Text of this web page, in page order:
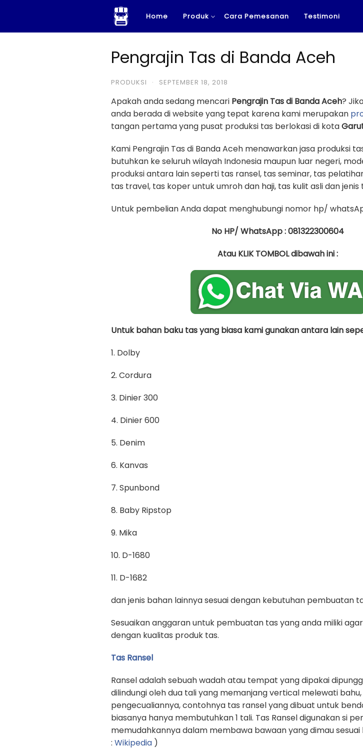
content
Home Produk Cara Pemesanan Testimoni
Pengrajin Tas di Banda Aceh
PRODUKSI · SEPTEMBER 18, 2018
Apakah anda sedang mencari Pengrajin Tas di Banda Aceh?
anda berada di website yang tepat karena kami merupakan
tangan pertama yang pusat produksi tas berlokasi di kota
Kami Pengrajin Tas di Banda Aceh menawarkan jasa produksi
butuhkan ke seluruh wilayah Indonesia maupun luar negeri,
produksi antara lain seperti tas ransel, tas seminar, tas
tas travel, tas koper untuk umroh dan haji, tas kulit asli dan jenis
Untuk pembelian Anda dapat menghubungi nomor hp/
No HP/ WhatsApp : 081322300604
Atau KLIK TOMBOL dibawah ini :
Untuk bahan baku tas yang biasa kami gunakan antara lain
1. Dolby
2. Cordura
3. Dinier 300
4. Dinier 600
5. Denim
6. Kanvas
7. Spunbond
8. Baby Ripstop
9. Mika
10. D-1680
11. D-1682
dan jenis bahan lainnya sesuai dengan kebutuhan pembuatan
Sesuaikan anggaran untuk pembuatan tas yang anda miliki
dengan kualitas produk tas.
Tas Ransel
Ransel adalah sebuah wadah atau tempat yang dipakai
dilindungi oleh dua tali yang memanjang vertical melewati
pengecualiannya, contohnya tas ransel yang dibuat untuk
biasanya hanya membutuhkan 1 tali. Tas Ransel digunakan si
memudahkannya dalam membawa bawaan yang dimau
: Wikipedia )